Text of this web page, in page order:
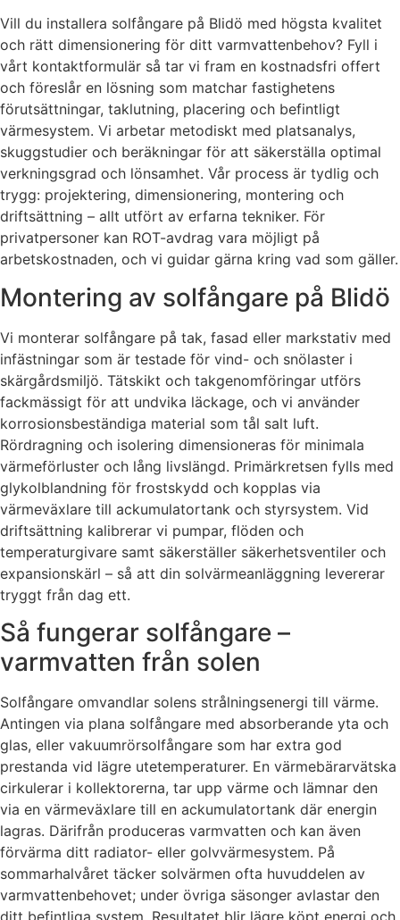
Vill du installera solfångare på Blidö med högsta kvalitet
och rätt dimensionering för ditt varmvattenbehov? Fyll i
vårt kontaktformulär så tar vi fram en kostnadsfri offert
och föreslår en lösning som matchar fastighetens
förutsättningar, taklutning, placering och befintligt
värmesystem. Vi arbetar metodiskt med platsanalys,
skuggstudier och beräkningar för att säkerställa optimal
verkningsgrad och lönsamhet. Vår process är tydlig och
trygg: projektering, dimensionering, montering och
driftsättning – allt utfört av erfarna tekniker. För
privatpersoner kan ROT-avdrag vara möjligt på
arbetskostnaden, och vi guidar gärna kring vad som gäller.
Montering av solfångare på Blidö
Vi monterar solfångare på tak, fasad eller markstativ med
infästningar som är testade för vind- och snölaster i
skärgårdsmiljö. Tätskikt och takgenomföringar utförs
fackmässigt för att undvika läckage, och vi använder
korrosionsbeständiga material som tål salt luft.
Rördragning och isolering dimensioneras för minimala
värmeförluster och lång livslängd. Primärkretsen fylls med
glykolblandning för frostskydd och kopplas via
värmeväxlare till ackumulatortank och styrsystem. Vid
driftsättning kalibrerar vi pumpar, flöden och
temperaturgivare samt säkerställer säkerhetsventiler och
expansionskärl – så att din solvärmeanläggning levererar
tryggt från dag ett.
Så fungerar solfångare –
varmvatten från solen
Solfångare omvandlar solens strålningsenergi till värme.
Antingen via plana solfångare med absorberande yta och
glas, eller vakuumrörsolfångare som har extra god
prestanda vid lägre utetemperaturer. En värmebärarvätska
cirkulerar i kollektorerna, tar upp värme och lämnar den
via en värmeväxlare till en ackumulatortank där energin
lagras. Därifrån produceras varmvatten och kan även
förvärma ditt radiator- eller golvvärmesystem. På
sommarhalvåret täcker solvärmen ofta huvuddelen av
varmvattenbehovet; under övriga säsonger avlastar den